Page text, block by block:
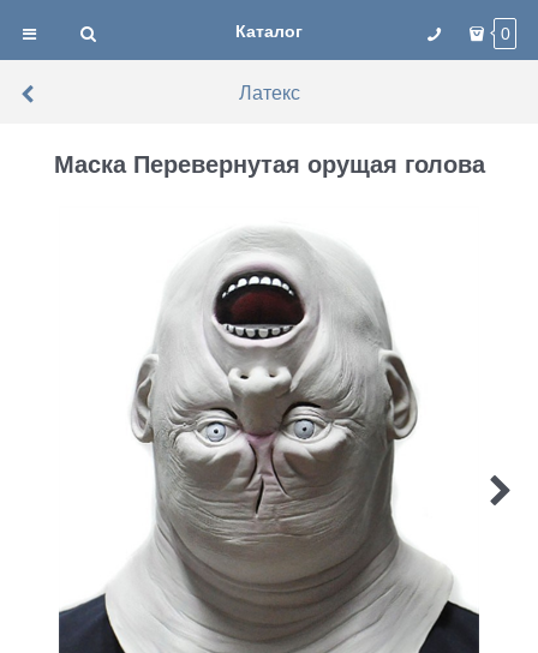
Каталог 0
Латекс
Маска Перевернутая орущая голова